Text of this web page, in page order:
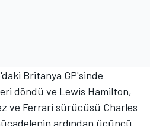
Britanya GP'sinde
döndü ve Lewis Hamilton,
ve Ferrari sürücüsü Charles
ardından üçüncü